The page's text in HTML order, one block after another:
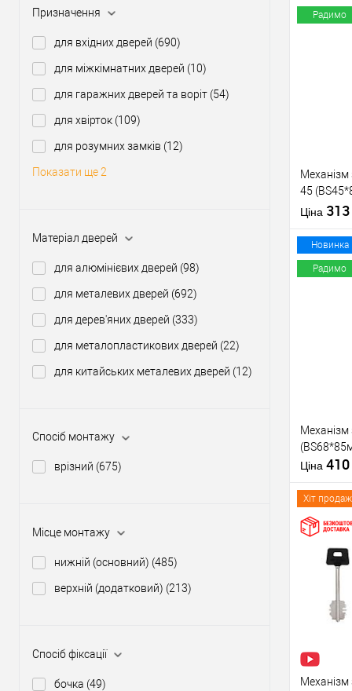
Призначення
для вхідних дверей (690)
для міжкімнатних дверей (10)
для гаражних дверей та воріт (54)
для хвірток (109)
для розумних замків (12)
Показати ще 2
Матеріал дверей
для алюмінієвих дверей (98)
для металевих дверей (692)
для дерев'яних дверей (333)
для металопластикових дверей (22)
для китайських металевих дверей (12)
Спосіб монтажу
врізний (675)
Місце монтажу
нижній (основний) (485)
верхній (додатковий) (213)
Спосіб фіксації
бочка (49)
Країна
Міжосьова
У
Матеріал
Країна
Статус (гурт)
Радимо
Механізм
45
нікель
Ціна 313
У
Матеріал
Країна
Міжосьова
відстань
Новинка
Радимо
Механізм
Ціна 410
У
Виробник
Тип товару
Хіт